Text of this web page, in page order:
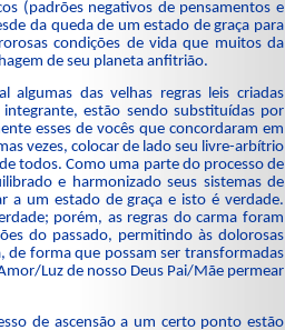
(padrões negativos de pensamentos e
da queda de um estado de graça para
condições de vida que muitos da
de seu planeta anfitrião.
das velhas regras leis criadas
estão sendo substituídas por
esses de vocês que concordaram em
vezes, colocar de lado seu livre-arbítrio
todos. Como uma parte do processo de
e harmonizado seus sistemas de
a um estado de graça e isto é verdade.
porém, as regras do carma foram
do passado, permitindo às dolorosas
de forma que possam ser transformadas
Luz de nosso Deus Pai/Mãe permear
de ascensão a um certo ponto estão